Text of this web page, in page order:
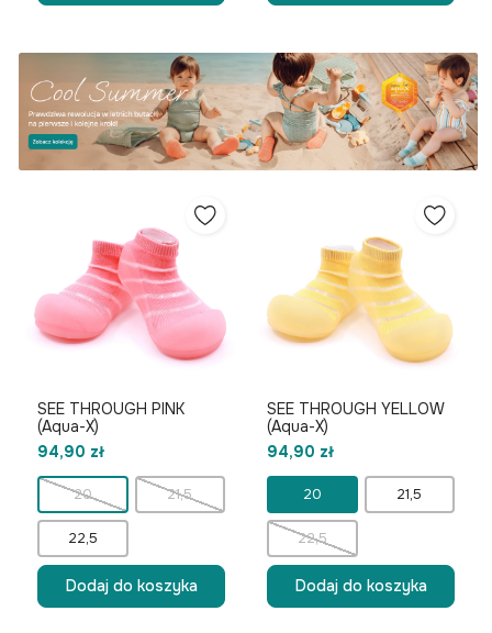
SEE THROUGH PINK
(Aqua-X)
94,90 zł
20 21,5
22,5
Dodaj do koszyka
SEE THROUGH YELLOW
(Aqua-X)
94,90 zł
20 21,5
22,5
Dodaj do koszyka